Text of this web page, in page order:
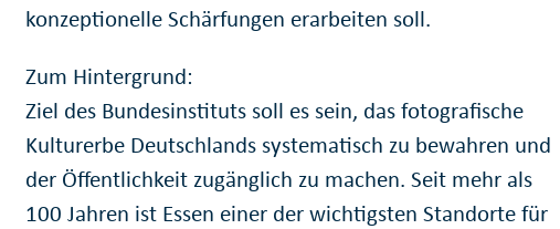
konzeptionelle Schärfungen erarbeiten soll.
Zum Hintergrund:
Ziel des Bundesinstituts soll es sein, das fotografische
Kulturerbe Deutschlands systematisch zu bewahren und
der Öffentlichkeit zugänglich zu machen. Seit mehr als
100 Jahren ist Essen einer der wichtigsten Standorte für